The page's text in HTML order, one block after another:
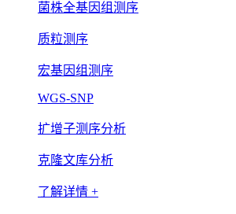
菌株全基因组测序
质粒测序
宏基因组测序
WGS-SNP
扩增子测序分析
克隆文库分析
了解详情 +